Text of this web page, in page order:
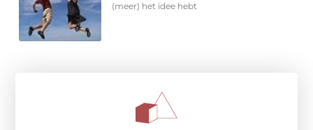
(meer) het idee hebt